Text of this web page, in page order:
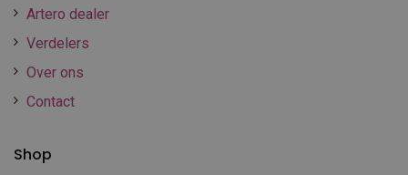
Artero dealer
Verdelers
Over ons
Contact
Shop